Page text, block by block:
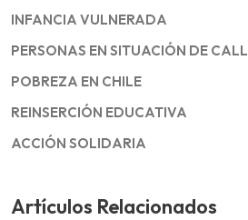
INFANCIA VULNERADA
PERSONAS EN SITUACIÓN DE
POBREZA EN CHILE
REINSERCIÓN EDUCATIVA
ACCIÓN SOLIDARIA
Artículos Relacionados